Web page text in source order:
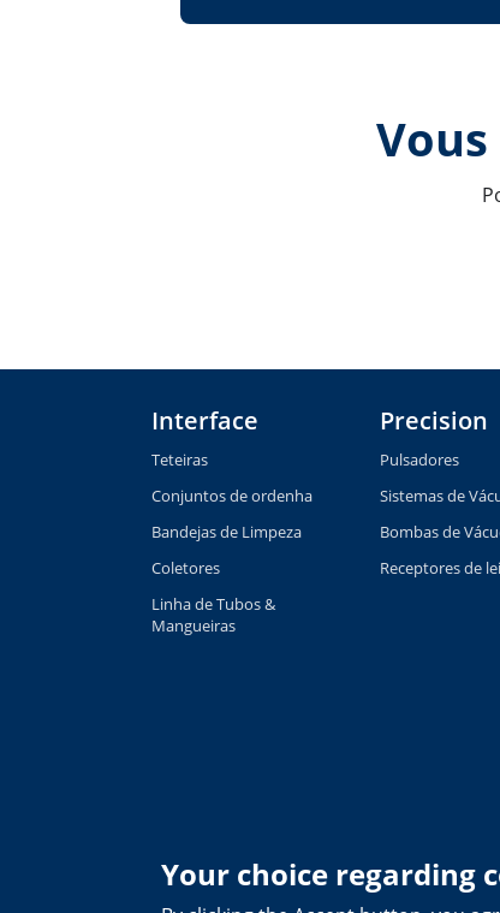
Interface
Teteiras
Conjuntos de ordenha
Bandejas de Limpeza
Coletores
Linha de Tubos &
Mangueiras
Precision
Pulsadores
Sistemas de
Bombas de
Receptores de
Your choice regarding